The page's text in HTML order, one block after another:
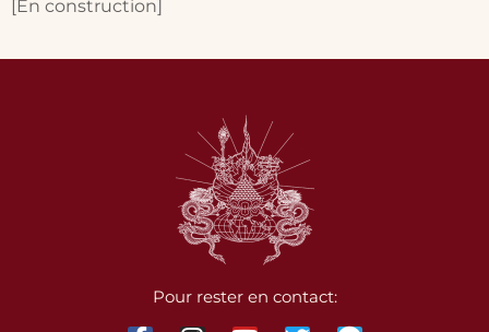
[En construction]
Pour rester en contact: